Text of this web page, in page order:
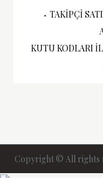
YazıTAKIPÇI
KUTU KODLARI
Copyright © All rights